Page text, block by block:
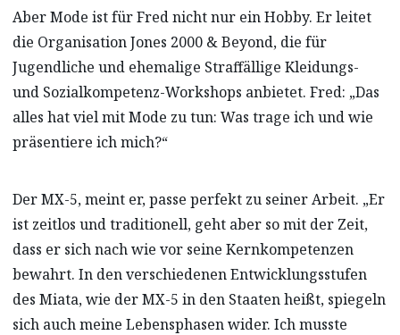
Aber Mode ist für Fred nicht nur ein Hobby. Er leitet
die Organisation Jones 2000 & Beyond, die für
Jugendliche und ehemalige Straffällige Kleidungs-
und Sozialkompetenz-Workshops anbietet. Fred: „Das
alles hat viel mit Mode zu tun: Was trage ich und wie
präsentiere ich mich?“
Der MX-5, meint er, passe perfekt zu seiner Arbeit. „Er
ist zeitlos und traditionell, geht aber so mit der Zeit,
dass er sich nach wie vor seine Kernkompetenzen
bewahrt. In den verschiedenen Entwicklungsstufen
des Miata, wie der MX-5 in den Staaten heißt, spiegeln
sich auch meine Lebensphasen wider. Ich musste